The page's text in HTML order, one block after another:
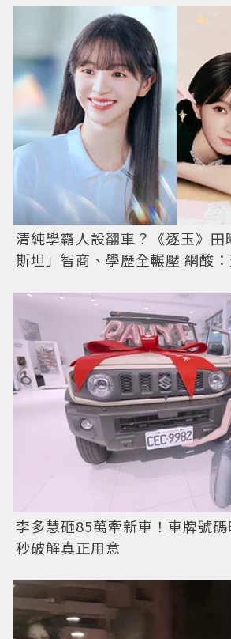
清純學霸人設翻車？《逐玉》田
斯坦」智商、學歷全輾壓 網酸
李多慧砸85萬牽新車！車牌號
秒破解真正用意